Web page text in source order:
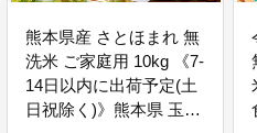
育を積極推進し、将来の玉東町を
生活を豊かにするスポーツや文化
活動を推進するまちづくりに活用
させていただきます。
熊本県産 さとほまれ 無
洗米 ご家庭用 10kg 《7-
14日以内に出荷予定(土
日祝除く)》熊本県 玉名